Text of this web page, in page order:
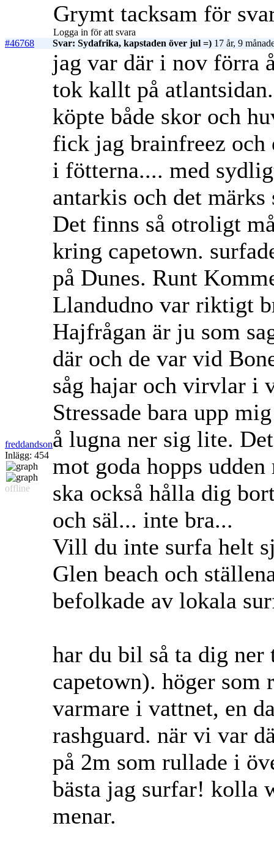
Grymt tacksam för
Logga in för att svara
#46768
Svar: Sydafrika, kapstaden över jul =) 17 år, 9
freddandson
Inlägg: 454
offline
jag var där i nov förra
tok kallt på
köpte både skor och
fick jag brainfreez och
i fötterna.... med
antarkis och det
Det finns så otroligt
kring capetown.
på Dunes. Runt
Llandudno var riktigt
Hajfrågan är ju som
där och de var vid
såg hajar och virvlar i
Stressade bara upp
å lugna ner sig lite.
mot goda hopps
ska också hålla dig
och säl... inte bra...
Vill du inte surfa helt
Glen beach och
befolkade av lokala
har du bil så ta dig
capetown). höger
varmare i vattnet, en
rashguard. när vi var
på 2m som rullade i
bästa jag surfar! kolla
menar.